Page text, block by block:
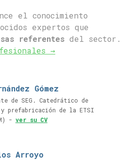
el conocimiento
expertos que
referentes del sector.
→
Gómez
de SEG. Catedrático de
prefabricación de la ETSI
- ver su CV
Arroyo